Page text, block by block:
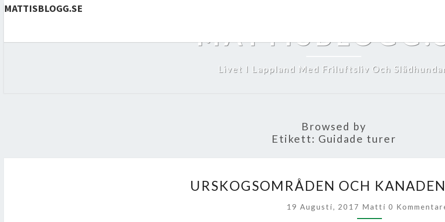
MATTISBLOGG.SE
Livet I Lappland Med Friluftsliv Och
Browsed by
Etikett: Guidade turer
OCH
URSKOGSOMRÅDEN OCH
19 Augusti, 2017 Matti Kommentarer
0